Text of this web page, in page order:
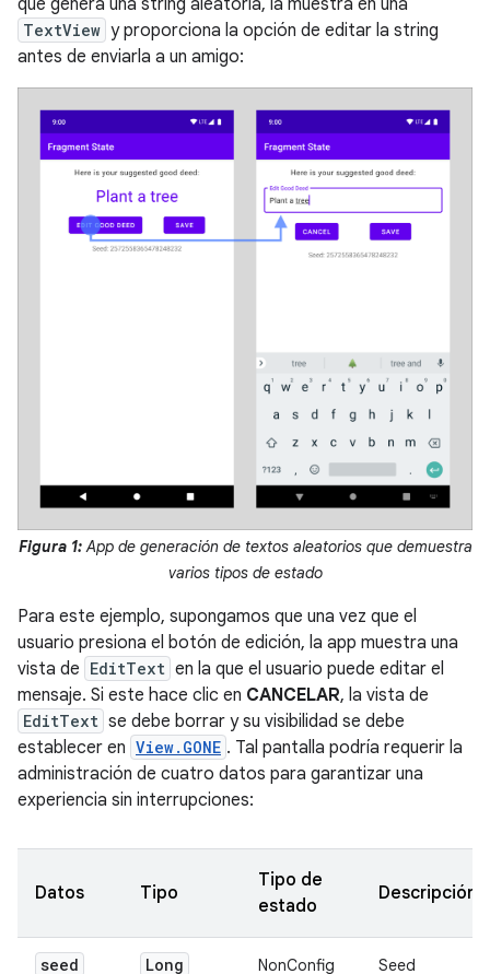
que genera una string aleatoria, la muestra en una
TextView y proporciona la opción de editar la string
antes de enviarla a un amigo:
Figura 1:App de generación de textos aleatorios que demuestra
varios tipos de estado
Para este ejemplo, supongamos que una vez que el
usuario presiona el botón de edición, la app muestra una
vista de EditText en la que el usuario puede editar el
mensaje. Si este hace clic en CANCELAR, la vista de
EditText se debe borrar y su visibilidad se debe
establecer en View.GONE . Tal pantalla podría requerir la
administración de cuatro datos para garantizar una
experiencia sin interrupciones:
Datos Tipo
Tipo de
estado
Descripción
seed Long NonConfig Seed